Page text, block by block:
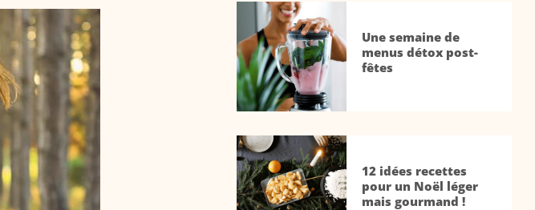
Une semaine de
menus détox post-
fêtes
12 idées recettes
pour un Noël léger
mais gourmand !